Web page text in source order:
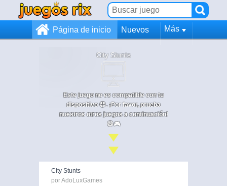
Página de inicio Nuevos Más
City Stunts
Este juego no es compatible con tu
dispositivo 😞. ¡Por favor, prueba
nuestros otros juegos a continuación!
😄🎮
City Stunts
por AdoLuxGames